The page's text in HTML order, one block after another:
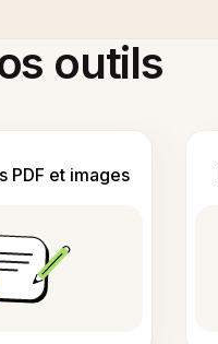
outils
PDF et images